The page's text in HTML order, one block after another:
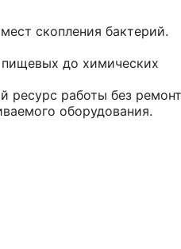
скопления бактерий.
пищевых до химических
ресурс работы без
оборудования.